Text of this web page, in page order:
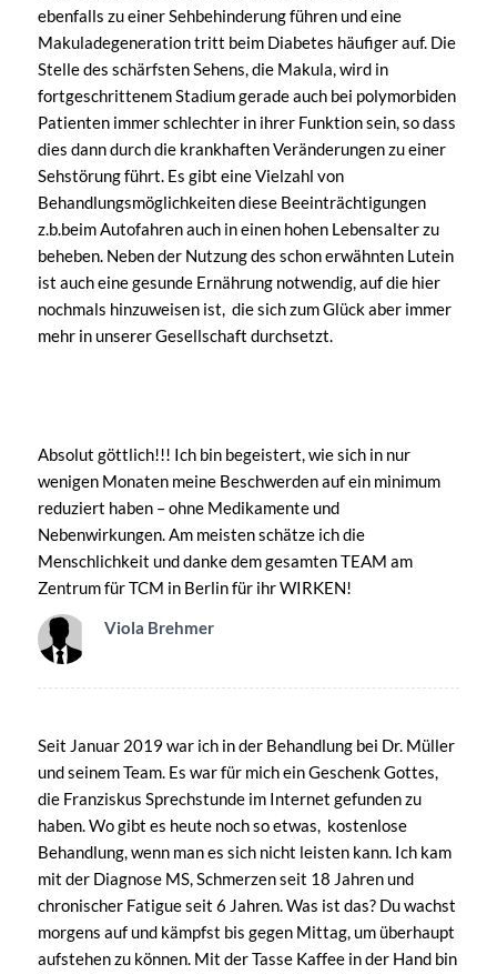
ebenfalls zu einer Sehbehinderung führen und eine
Makuladegeneration tritt beim Diabetes häufiger auf. Die
Stelle des schärfsten Sehens, die Makula, wird in
fortgeschrittenem Stadium gerade auch bei polymorbiden
Patienten immer schlechter in ihrer Funktion sein, so dass
dies dann durch die krankhaften Veränderungen zu einer
Sehstörung führt. Es gibt eine Vielzahl von
Behandlungsmöglichkeiten diese Beeinträchtigungen
z.b.beim Autofahren auch in einen hohen Lebensalter zu
beheben. Neben der Nutzung des schon erwähnten Lutein
ist auch eine gesunde Ernährung notwendig, auf die hier
nochmals hinzuweisen ist, die sich zum Glück aber immer
mehr in unserer Gesellschaft durchsetzt.
Absolut göttlich!!! Ich bin begeistert, wie sich in nur
wenigen Monaten meine Beschwerden auf ein minimum
reduziert haben – ohne Medikamente und
Nebenwirkungen. Am meisten schätze ich die
Menschlichkeit und danke dem gesamten TEAM am
Zentrum für TCM in Berlin für ihr WIRKEN!
Viola Brehmer
Seit Januar 2019 war ich in der Behandlung bei Dr. Müller
und seinem Team. Es war für mich ein Geschenk Gottes,
die Franziskus Sprechstunde im Internet gefunden zu
haben. Wo gibt es heute noch so etwas, kostenlose
Behandlung, wenn man es sich nicht leisten kann. Ich kam
mit der Diagnose MS, Schmerzen seit 18 Jahren und
chronischer Fatigue seit 6 Jahren. Was ist das? Du wachst
morgens auf und kämpfst bis gegen Mittag, um überhaupt
aufstehen zu können. Mit der Tasse Kaffee in der Hand bin